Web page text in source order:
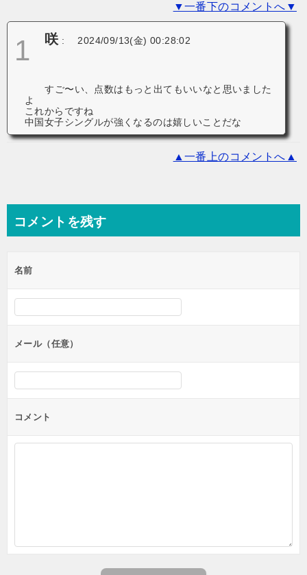
▼一番下のコメントへ▼
1 咲 : 2024/09/13(金) 00:28:02
すご〜い、点数はもっと出てもいいなと思いました
よ
これからですね
中国女子シングルが強くなるのは嬉しいことだな
▲一番上のコメントへ▲
コメントを残す
名前
メール（任意）
コメント